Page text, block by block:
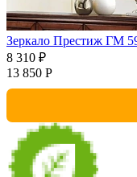
Зеркало Престиж ГМ
8 310 ₽
13 850 Р